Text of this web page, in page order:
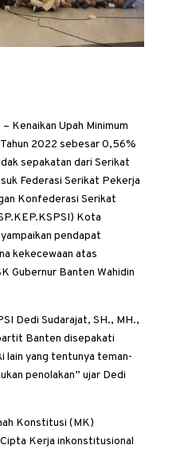
Kenaikan Upah Minimum
2022 sebesar 0,56%
sepakatan dari Serikat
Federasi Serikat Pekerja
Konfederasi Serikat
Kota
pendapat
kekecewaan atas
Gubernur Banten Wahidin
Dedi Sudarajat, SH., MH.,
Banten disepakati
lain yang tentunya teman-
penolakan” ujar Dedi
Konstitusi (MK)
Kerja inkonstitusional